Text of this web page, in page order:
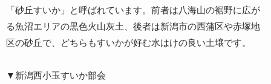
「砂丘すいか」と呼ばれています。前者は八海山の裾野に広が
る魚沼エリアの黒色火山灰土、後者は新潟市の西蒲区や赤塚地
区の砂丘で、どちらもすいかが好む水はけの良い土壌です。
▼新潟西小玉すいか部会